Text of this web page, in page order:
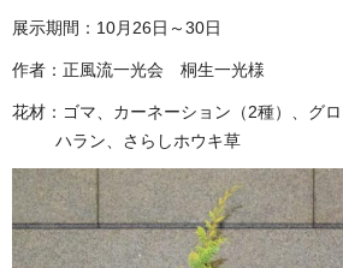
展示期間：10月26日～30日
作者：正風流一光会 桐生一光様
花材：ゴマ、カーネーション（2種）、グロ
ハラン、さらしホウキ草